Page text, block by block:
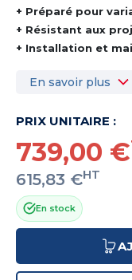
+ Préparé pour
+ Résistant aux
+ Installation et
En savoir plus
PRIX UNITAIRE :
739,00 €
615,83 €HT
En stock